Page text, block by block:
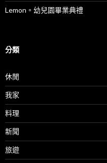
Lemon。幼兒園畢業典禮
分類
休閒
我家
料理
新聞
旅遊